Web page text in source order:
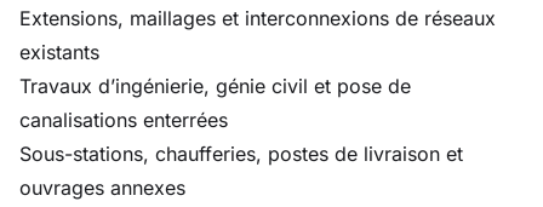
Extensions, maillages et interconnexions de réseaux
existants
Travaux d’ingénierie, génie civil et pose de
canalisations enterrées
Sous-stations, chaufferies, postes de livraison et
ouvrages annexes